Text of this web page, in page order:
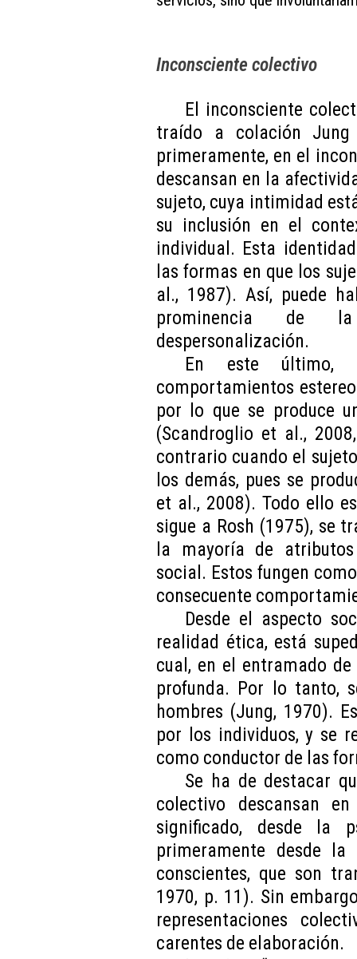
Inconsciente colectivo
El inconsciente
traído a colación Jung
primeramente, en el
descansan en la
sujeto, cuya intimidad
su inclusión en el
individual. Esta
las formas en que los
al., 1987). Así, puede
prominencia de
despersonalización.
En este último,
comportamientos
por lo que se produce
(Scandroglio et al.,
contrario cuando el
los demás, pues se
et al., 2008). Todo ello
sigue a Rosh (1975), se
la mayoría de
social. Estos fungen
consecuente
Desde el aspecto
realidad ética, está
cual, en el entramado
profunda. Por lo tanto,
hombres (Jung, 1970).
por los individuos, y se
como conductor de las
Se ha de destacar
colectivo descansan
significado, desde la
primeramente desde
conscientes, que son
1970, p. 11). Sin
representaciones
carentes de elaboración.